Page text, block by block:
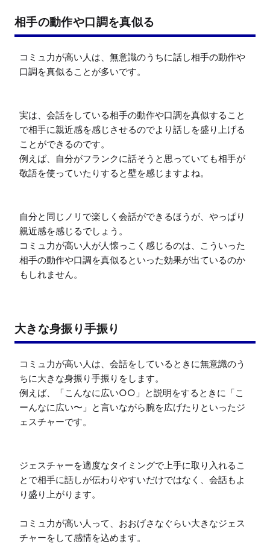
相手の動作や口調を真似る
コミュ力が高い人は、無意識のうちに話し相手の動作や
口調を真似ることが多いです。
実は、会話をしている相手の動作や口調を真似すること
で相手に親近感を感じさせるのでより話しを盛り上げる
ことができるのです。
例えば、自分がフランクに話そうと思っていても相手が
敬語を使っていたりすると壁を感じますよね。
自分と同じノリで楽しく会話ができるほうが、やっぱり
親近感を感じるでしょう。
コミュ力が高い人が人懐っこく感じるのは、こういった
相手の動作や口調を真似るといった効果が出ているのか
もしれません。
大きな身振り手振り
コミュ力が高い人は、会話をしているときに無意識のう
ちに大きな身振り手振りをします。
例えば、「こんなに広い○○」と説明をするときに「こ
ーんなに広い〜」と言いながら腕を広げたりといったジ
ェスチャーです。
ジェスチャーを適度なタイミングで上手に取り入れるこ
とで相手に話しが伝わりやすいだけではなく、会話もよ
り盛り上がります。
コミュ力が高い人って、おおげさなぐらい大きなジェス
チャーをして感情を込めます。